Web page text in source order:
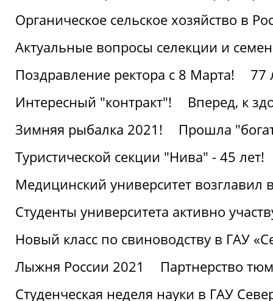
Органическое сельское хозяйство в
Актуальные вопросы селекции и
Поздравление ректора с 8 Марта!
77
Интересный "контракт"!
Вперед, к
Зимняя рыбалка 2021!
Прошла
Туристической секции "Нива" - 45 лет!
Медицинский университет возглавил
Студенты университета активно
Новый класс по свиноводству в ГАУ
Лыжня России 2021
Партнерство
Студенческая неделя науки в ГАУ